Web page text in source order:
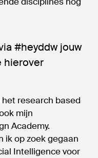
#heyddw jouw
hierover
research based
mijn
Academy.
ik op zoek gegaan
Intelligence voor